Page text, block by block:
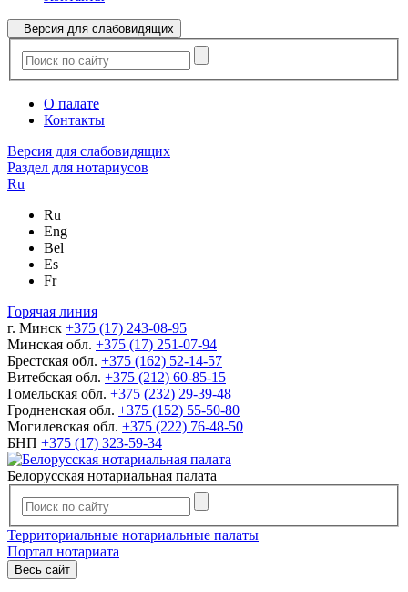
Версия для слабовидящих
О палате
Контакты
Версия для слабовидящих
Раздел для нотариусов
Ru
Ru
Eng
Bel
Es
Fr
Горячая линия
г. Минск +375 (17) 243-08-95
Минская обл. +375 (17) 251-07-94
Брестская обл. +375 (162) 52-14-57
Витебская обл. +375 (212) 60-85-15
Гомельская обл. +375 (232) 29-39-48
Гродненская обл. +375 (152) 55-50-80
Могилевская обл. +375 (222) 76-48-50
БНП +375 (17) 323-59-34
Белорусская нотариальная палата
Территориальные нотариальные палаты
Портал нотариата
Весь сайт